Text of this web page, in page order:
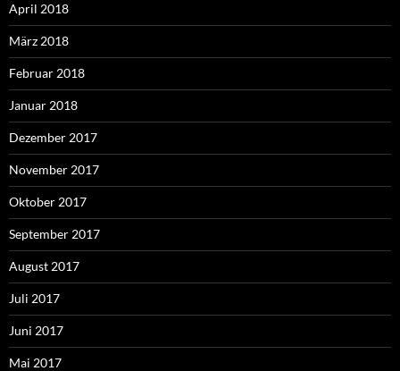
April 2018
März 2018
Februar 2018
Januar 2018
Dezember 2017
November 2017
Oktober 2017
September 2017
August 2017
Juli 2017
Juni 2017
Mai 2017